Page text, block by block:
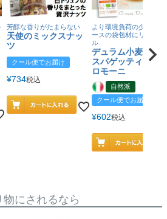
芳醇な香りがたまらない
天使のミックスナッ
ツ
クール便でお届け
¥734税込
より環境負荷の少ない紙
ースの袋包材にリニュー
ル
デュラム小麦 有
スパゲッティ／ジ
ロモーニ
自然派
クール便でお届け
¥602税込
物にされるなら